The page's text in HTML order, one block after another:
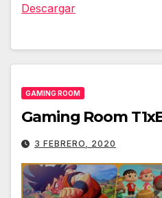
Descargar
GAMING ROOM
Gaming Room
3 FEBRERO, 2020